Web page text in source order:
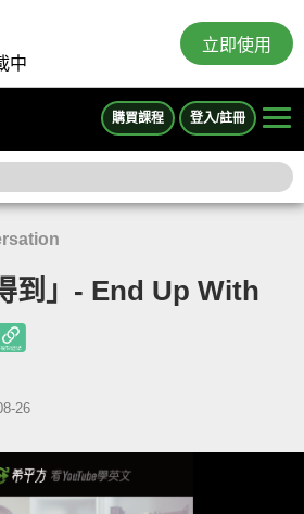
中
立即使用
購買課程 登入/註冊
到」- End Up With
26